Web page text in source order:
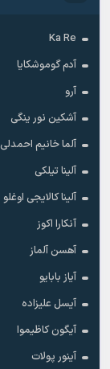
Ka Re
آدم گوموشکایا
آرو
آشکین نور ینگی
آلما خانیم احمدلی
آلینا تیلکی
آلینا کالایجی اوغلو
آنکارا اکوز
آهسن آلماز
آیاز بابایو
آیسل علیزاده
آیگون کاظیموا
آینور پولات